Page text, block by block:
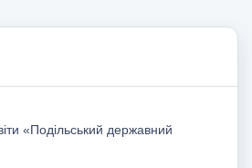
«Подільський державний